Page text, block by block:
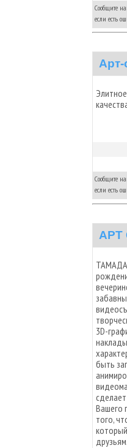
Сообщите
если есть
Сообщите
если есть
АРТ
ТАМАДА
3D-
быть
Вашего
того,
друзьям.